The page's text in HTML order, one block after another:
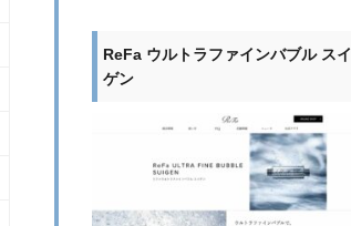
ReFa ウルトラファインバブル スイ
ゲン